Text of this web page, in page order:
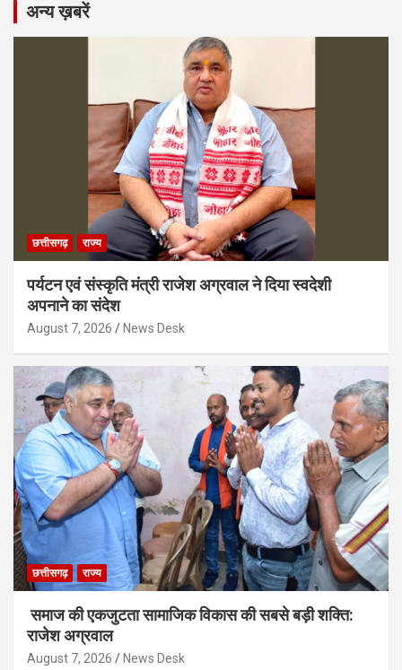
अन्य ख़बरें
छत्तीसगढ़ राज्य
पर्यटन एवं संस्कृति मंत्री राजेश अग्रवाल ने दिया स्वदेशी
अपनाने का संदेश
August 7, 2026 News Desk
छत्तीसगढ़ राज्य
समाज की एकजुटता सामाजिक विकास की सबसे बड़ी शक्ति:
राजेश अग्रवाल
August 7, 2026 News Desk